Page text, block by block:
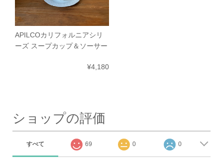
APILCOカリフォルニアシリ
ーズ スープカップ＆ソーサー
¥4,180
ショップの評価
すべて 69 0 0